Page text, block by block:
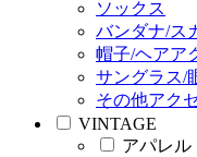
ソックス
バンダナ/ス
帽子/ヘアア
サングラス/
その他アク
VINTAGE
アパレル